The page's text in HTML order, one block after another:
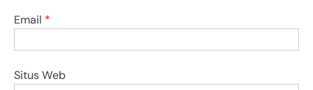
Email *
Situs Web